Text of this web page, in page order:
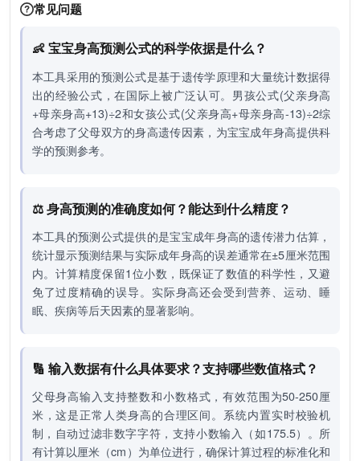
常见问题
👶 宝宝身高预测公式的科学依据是什么？
本工具采用的预测公式是基于遗传学原理和大量统计数据得
出的经验公式，在国际上被广泛认可。男孩公式(父亲身高
+母亲身高+13)÷2和女孩公式(父亲身高+母亲身高-13)÷2综
合考虑了父母双方的身高遗传因素，为宝宝成年身高提供科
学的预测参考。
⚖️ 身高预测的准确度如何？能达到什么精度？
本工具的预测公式提供的是宝宝成年身高的遗传潜力估算，
统计显示预测结果与实际成年身高的误差通常在±5厘米范围
内。计算精度保留1位小数，既保证了数值的科学性，又避
免了过度精确的误导。实际身高还会受到营养、运动、睡
眠、疾病等后天因素的显著影响。
🔢 输入数据有什么具体要求？支持哪些数值格式？
父母身高输入支持整数和小数格式，有效范围为50-250厘
米，这是正常人类身高的合理区间。系统内置实时校验机
制，自动过滤非数字字符，支持小数输入（如175.5）。所
有计算以厘米（cm）为单位进行，确保计算过程的标准化和